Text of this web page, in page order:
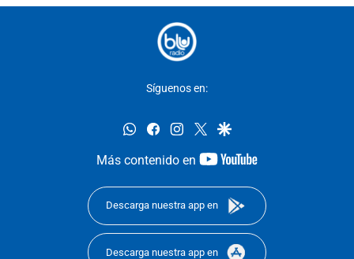
Síguenos en:
whatsappfacebookinstagram
twittergoogle
Más contenido en
youtube-
Descarga nuestra app en
Descarga nuestra app en